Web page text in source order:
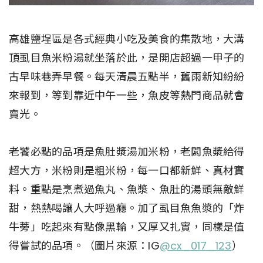
高雄鹽埕區是各式經典小吃及美食的集散地，大溝
頂虱目魚米粉湯就坐落於此，是開店超過一甲子的
古早味巷弄早餐。每天清晨五點半，舊雨新知紛紛
來報到，等到靠近中午一些，魚皮等熱門商品就會
賣光。
老饕必點的品項是魚肚漿湯加米粉，老闆魚漿給得
超大方，米粉則是粗米粉，每一口都新鮮、真材實
料。重點是烹煮過魚丸、魚漿、魚肚的湯頭無敵鮮
甜，熱熱喝讓人大呼過癮。加了虱目魚魚漿的「炸
牛蒡」吃起來有點像黑輪，又厚又扎實，同樣是值
得嘗試的品項。（圖片來源：IG@cx_017_123）